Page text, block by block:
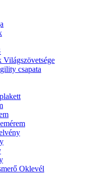
Világszövetsége
csapata
Oklevél